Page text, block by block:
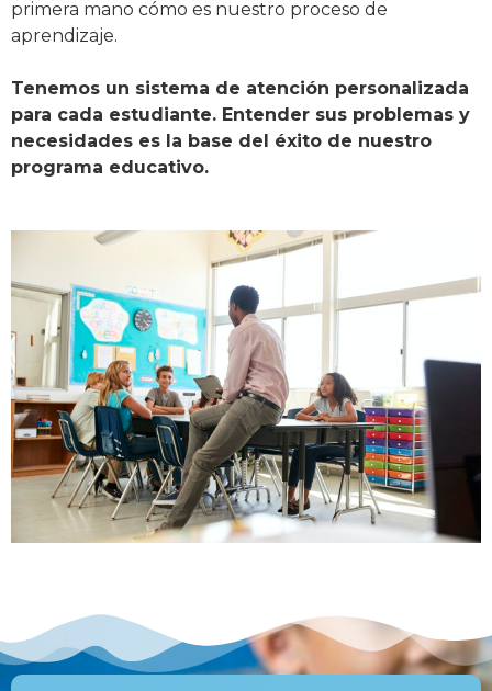
primera mano cómo es nuestro proceso de
aprendizaje.
Tenemos un sistema de atención personalizada
para cada estudiante. Entender sus problemas y
necesidades es la base del éxito de nuestro
programa educativo.